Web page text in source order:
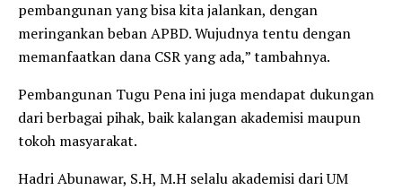
pembangunan yang bisa kita jalankan, dengan
meringankan beban APBD. Wujudnya tentu dengan
memanfaatkan dana CSR yang ada,” tambahnya.
Pembangunan Tugu Pena ini juga mendapat dukungan
dari berbagai pihak, baik kalangan akademisi maupun
tokoh masyarakat.
Hadri Abunawar, S.H, M.H selalu akademisi dari UM